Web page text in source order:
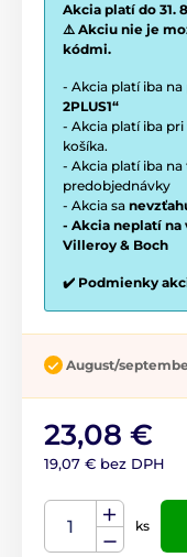
Akcia platí do 31.
⚠️ Akciu nie je
kódmi.
- Akcia platí iba
2PLUS1“
- Akcia platí iba
košíka.
- Akcia platí iba
predobjednávky
- Akcia sa
- Akcia neplatí na
Villeroy & Boch
✔️ Podmienky
August/
23,08 €
19,07 € bez DPH
ks